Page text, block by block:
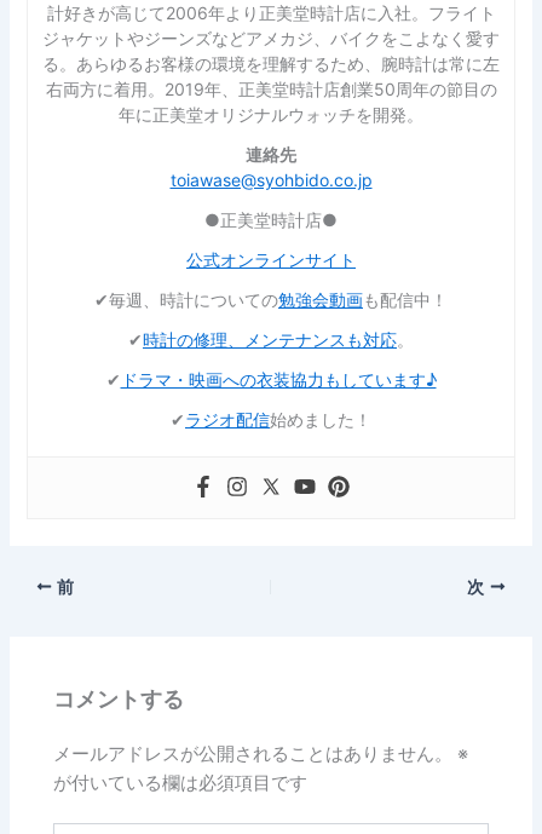
計好きが高じて2006年より正美堂時計店に入社。フライト
ジャケットやジーンズなどアメカジ、バイクをこよなく愛す
る。あらゆるお客様の環境を理解するため、腕時計は常に左
右両方に着用。2019年、正美堂時計店創業50周年の節目の
年に正美堂オリジナルウォッチを開発。
連絡先
toiawase@syohbido.co.jp
●正美堂時計店●
公式オンラインサイト
✔︎毎週、時計についての勉強会動画も配信中！
✔︎時計の修理、メンテナンスも対応。
✔︎ ドラマ・映画への衣装協力もしています♪
✔︎ラジオ配信始めました！
前 次
コメントする
メールアドレスが公開されることはありません。
※
が付いている欄は必須項目です